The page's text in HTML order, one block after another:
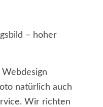
– hoher
natürlich auch
Wir richten